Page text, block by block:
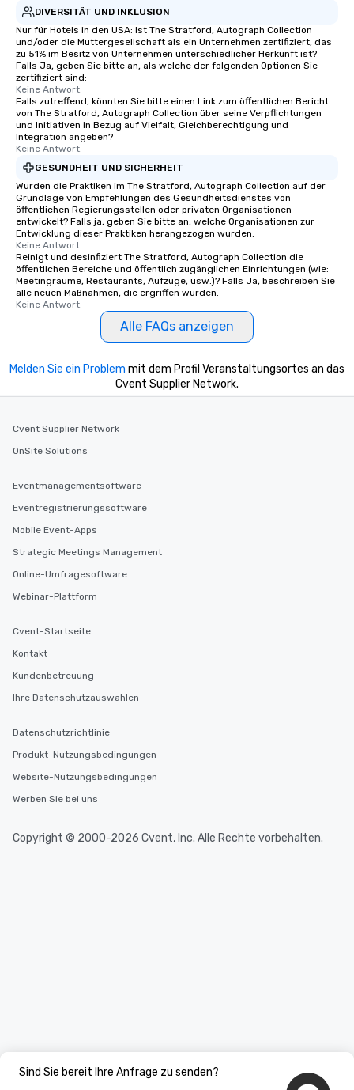
DIVERSITÄT UND INKLUSION
Nur für Hotels in den USA: Ist The Stratford, Autograph Collection
und/oder die Muttergesellschaft als ein Unternehmen zertifiziert, das
zu 51% im Besitz von Unternehmen unterschiedlicher Herkunft ist?
Falls Ja, geben Sie bitte an, als welche der folgenden Optionen Sie
zertifiziert sind:
Keine Antwort.
Falls zutreffend, könnten Sie bitte einen Link zum öffentlichen Bericht
von The Stratford, Autograph Collection über seine Verpflichtungen
und Initiativen in Bezug auf Vielfalt, Gleichberechtigung und
Integration angeben?
Keine Antwort.
GESUNDHEIT UND SICHERHEIT
Wurden die Praktiken im The Stratford, Autograph Collection auf der
Grundlage von Empfehlungen des Gesundheitsdienstes von
öffentlichen Regierungsstellen oder privaten Organisationen
entwickelt? Falls ja, geben Sie bitte an, welche Organisationen zur
Entwicklung dieser Praktiken herangezogen wurden:
Keine Antwort.
Reinigt und desinfiziert The Stratford, Autograph Collection die
öffentlichen Bereiche und öffentlich zugänglichen Einrichtungen (wie:
Meetingräume, Restaurants, Aufzüge, usw.)? Falls Ja, beschreiben Sie
alle neuen Maßnahmen, die ergriffen wurden.
Keine Antwort.
Alle FAQs anzeigen
Sind Sie bereit Ihre Anfrage zu senden?
Melden Sie ein Problem mit dem Profil Veranstaltungsortes an das
Cvent Supplier Network.
Cvent Supplier Network
OnSite Solutions
Eventmanagementsoftware
Eventregistrierungssoftware
Mobile Event-Apps
Strategic Meetings Management
Online-Umfragesoftware
Webinar-Plattform
Cvent-Startseite
Kontakt
Kundenbetreuung
Ihre Datenschutzauswahlen
Datenschutzrichtlinie
Produkt-Nutzungsbedingungen
Website-Nutzungsbedingungen
Werben Sie bei uns
Copyright © 2000-2026 Cvent, Inc. Alle Rechte vorbehalten.